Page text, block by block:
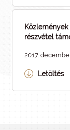
részvétel
2017.
Letöltés